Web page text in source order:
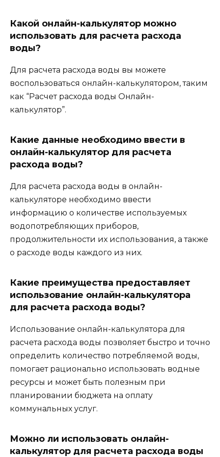
Какой онлайн-калькулятор можно
использовать для расчета расхода
воды?
Для расчета расхода воды вы можете
воспользоваться онлайн-калькулятором, таким
как “Расчет расхода воды Онлайн-
калькулятор”.
Какие данные необходимо ввести в
онлайн-калькулятор для расчета
расхода воды?
Для расчета расхода воды в онлайн-
калькуляторе необходимо ввести
информацию о количестве используемых
водопотребляющих приборов,
продолжительности их использования, а также
о расходе воды каждого из них.
Какие преимущества предоставляет
использование онлайн-калькулятора
для расчета расхода воды?
Использование онлайн-калькулятора для
расчета расхода воды позволяет быстро и точно
определить количество потребляемой воды,
помогает рационально использовать водные
ресурсы и может быть полезным при
планировании бюджета на оплату
коммунальных услуг.
Можно ли использовать онлайн-
калькулятор для расчета расхода воды